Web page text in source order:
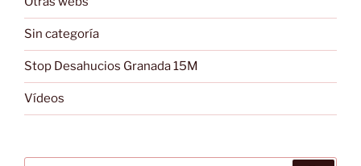
Sin categoría
Stop Desahucios Granada 15M
Vídeos